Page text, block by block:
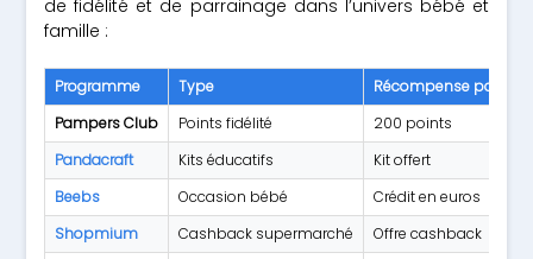
de fidélité et de parrainage dans l’univers bébé et
famille :
Programme Type
Récompense parrain
Pampers Club
Points fidélité
200 points
Pandacraft
Kits éducatifs
Kit offert
Beebs
Occasion bébé
Crédit en euros
Shopmium
Cashback supermarché
Offre cashback